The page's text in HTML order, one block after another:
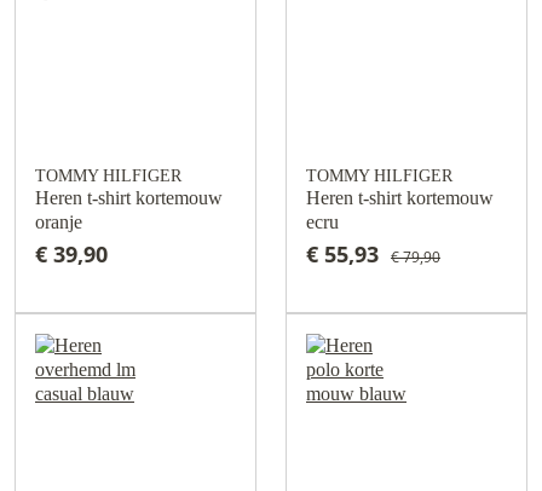
TOMMY HILFIGER
Heren t-shirt kortemouw
oranje
€ 39,90
TOMMY HILFIGER
Heren t-shirt kortemouw
ecru
€ 55,93 € 79,90